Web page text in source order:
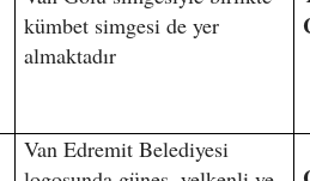
kümbet simgesi de yer
almaktadır
Van Edremit Belediyesi